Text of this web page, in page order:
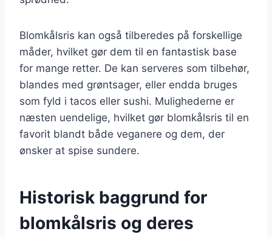
Blomkålsris kan også tilberedes på forskellige
måder, hvilket gør dem til en fantastisk base
for mange retter. De kan serveres som tilbehør,
blandes med grøntsager, eller endda bruges
som fyld i tacos eller sushi. Mulighederne er
næsten uendelige, hvilket gør blomkålsris til en
favorit blandt både veganere og dem, der
ønsker at spise sundere.
Historisk baggrund for
blomkålsris og deres